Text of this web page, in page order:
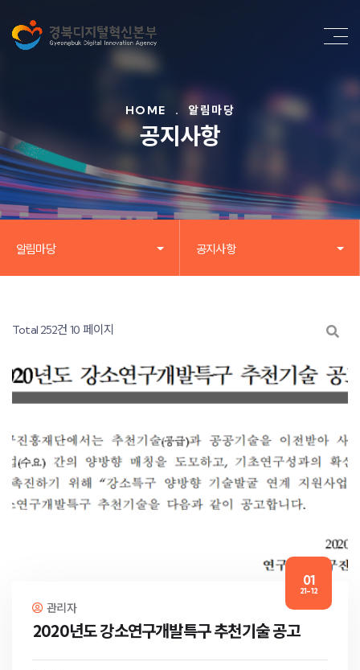
HOME . 알림마당
공지사항
알림마당 공지사항
Total 252건 10 페이지
01
21-12
관리자
2020년도 강소연구개발특구 추천기술 공고